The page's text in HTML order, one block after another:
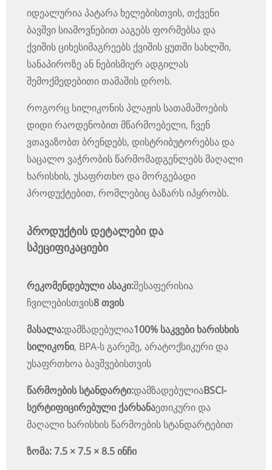
იდეალურია პატარა ხელებისთვის, თქვენი
ბავშვი სიამოვნებით ააგებს ფორმებსა და
ქვიშის ციხესიმაგრეებს ქვიშის ყუთში სახლში,
სანაპიროზე ან ნებისმიერ ადგილას
შემოქმედებითი თამაშის დროს.
როგორც სილიკონის პლაჟის სათამაშოების
დიდი რაოდენობით მწარმოებელი, ჩვენ
ვთავაზობთ ბრენდებს, დისტრიბუტორებსა და
საცალო ვაჭრობის წარმომადგენლებს მაღალი
ხარისხის, უსაფრთხო და მორგებადი
პროდუქტებით, რომლებიც ბაზარს იპყრობს.
პროდუქტის დეტალები და
სპეციფიკაციები
რეკომენდებული ასაკი:შესაფერისია
ჩვილებისთვის8 თვის
მასალა:დამზადებულია100% საკვები ხარისხის
სილიკონი, BPA-ს გარეშე, არატოქსიკური და
უსაფრთხოა ბავშვებისთვის
წარმოების სტანდარტი:დამზადებულიაBSCI-
სერტიფიცირებული ქარხანაეთიკური და
მაღალი ხარისხის წარმოების სტანდარტებით
ზომა:7.5 × 7.5 × 8.5 ინჩი